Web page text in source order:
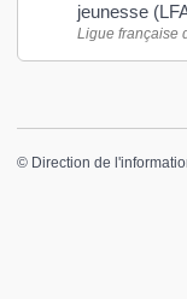
jeunesse
Ligue française
© Direction de